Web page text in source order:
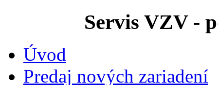
Servis VZV -
Úvod
Predaj nových zariadení